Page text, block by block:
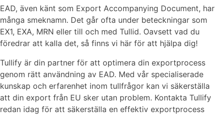
EAD, även känt som Export Accompanying Document, har
många smeknamn. Det går ofta under beteckningar som
EX1, EXA, MRN eller till och med Tullid. Oavsett vad du
föredrar att kalla det, så finns vi här för att hjälpa dig!
Tullify är din partner för att optimera din exportprocess
genom rätt användning av EAD. Med vår specialiserade
kunskap och erfarenhet inom tullfrågor kan vi säkerställa
att din export från EU sker utan problem. Kontakta Tullify
redan idag för att säkerställa en effektiv exportprocess